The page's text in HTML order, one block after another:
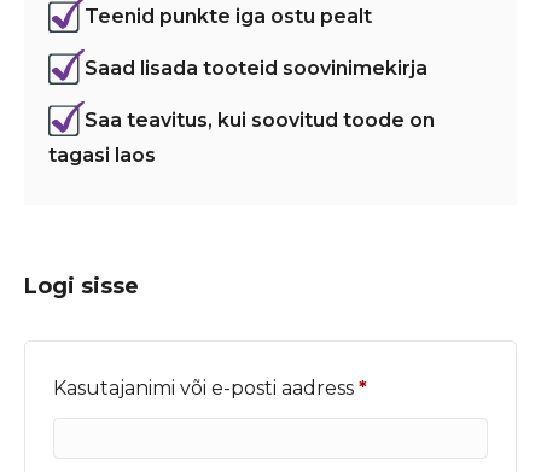
Teenid punkte iga ostu pealt
Saad lisada tooteid soovinimekirja
Saa teavitus, kui soovitud toode on
tagasi laos
Logi sisse
Kasutajanimi või e-posti aadress *Nõutud